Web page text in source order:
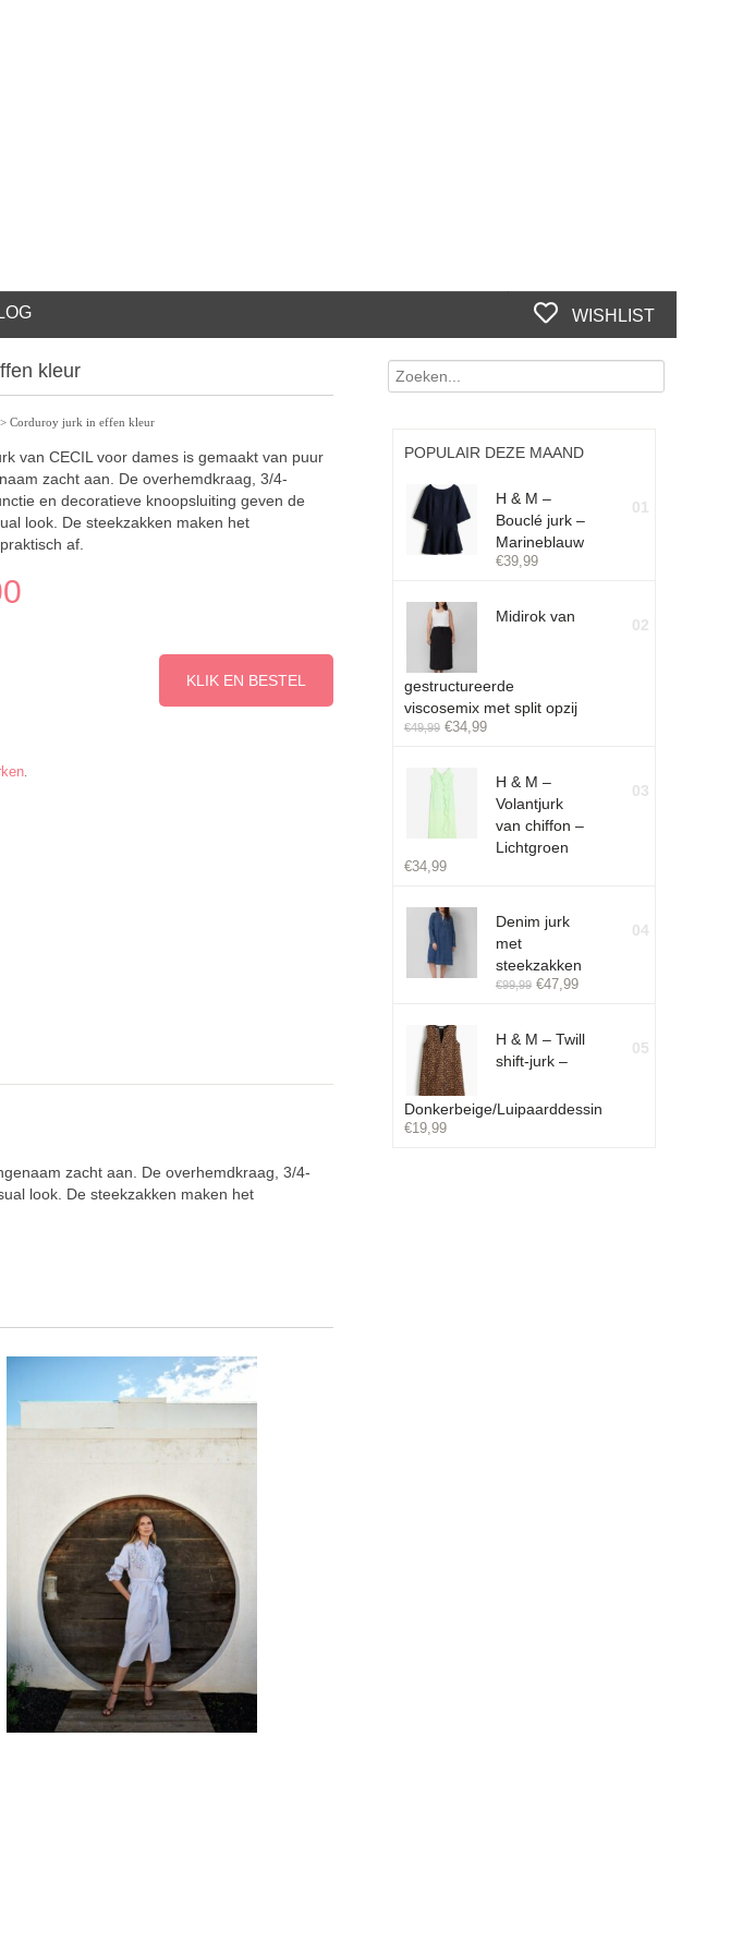
WISHLIST
kleur
> Corduroy jurk in effen kleur
van CECIL voor dames is gemaakt van puur
zacht aan. De overhemdkraag, 3/4-
en decoratieve knoopsluiting geven de
look. De steekzakken maken het
af.
KLIK EN BESTEL
zacht aan. De overhemdkraag, 3/4-
look. De steekzakken maken het
POPULAIR DEZE MAAND
H & M –
Bouclé jurk –
Marineblauw
€39,99
01
Midirok van
gestructureerde
viscosemix met split opzij
€49,99 €34,99
02
H & M –
Volantjurk
van chiffon –
Lichtgroen
€34,99
03
Denim jurk
met
steekzakken
€99,99 €47,99
04
H & M – Twill
shift-jurk –
Donkerbeige/Luipaarddessin
€19,99
05